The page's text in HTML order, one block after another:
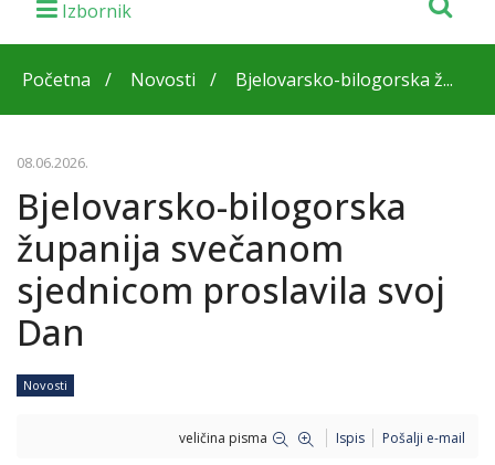
Početna Novosti Bjelovarsko-bilogorska ž...
08.06.2026.
Bjelovarsko-bilogorska
županija svečanom
sjednicom proslavila svoj
Dan
Novosti
veličina pisma Ispis Pošalji e-mail